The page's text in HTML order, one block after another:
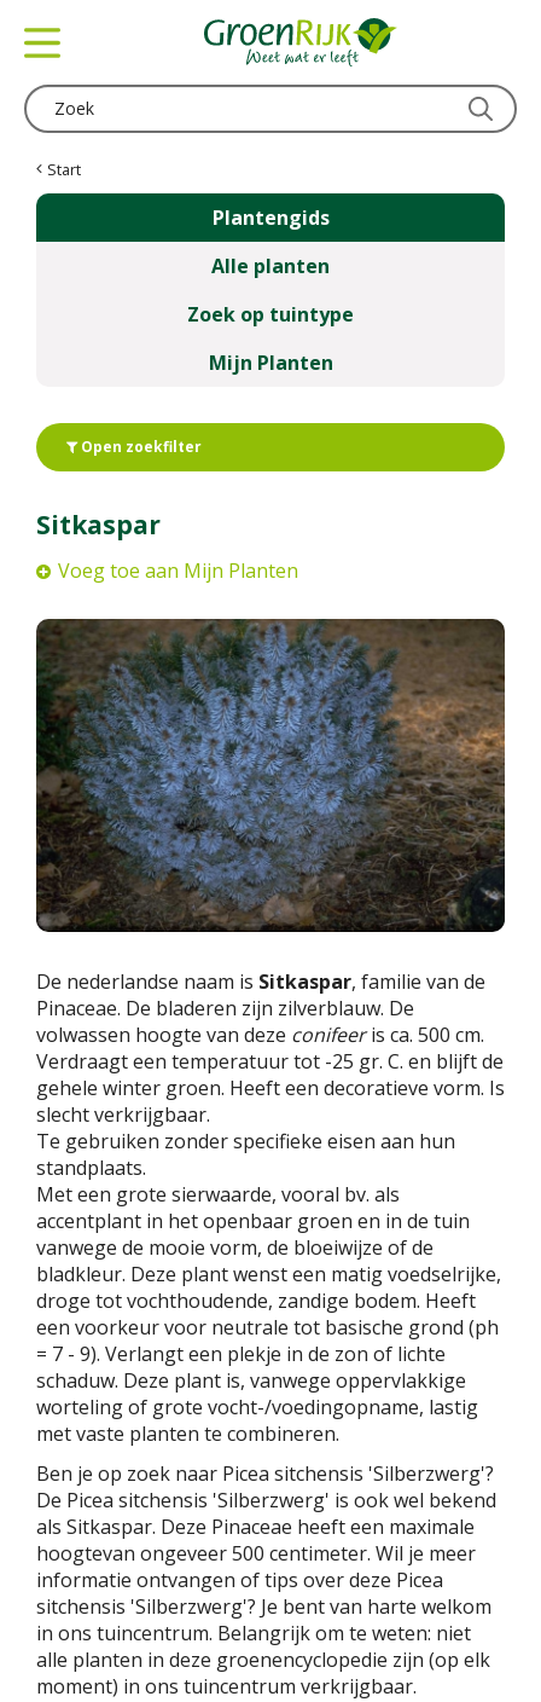
Start
Plantengids
Alle planten
Zoek op tuintype
Mijn Planten
Open zoekfilter
Sitkaspar
Voeg toe aan Mijn Planten
De nederlandse naam is Sitkaspar, familie van de
Pinaceae. De bladeren zijn zilverblauw. De
volwassen hoogte van deze conifeeris ca. 500 cm.
Verdraagt een temperatuur tot -25 gr. C. en blijft de
gehele winter groen. Heeft een decoratieve vorm. Is
slecht verkrijgbaar.
Te gebruiken zonder specifieke eisen aan hun
standplaats.
Met een grote sierwaarde, vooral bv. als
accentplant in het openbaar groen en in de tuin
vanwege de mooie vorm, de bloeiwijze of de
bladkleur. Deze plant wenst een matig voedselrijke,
droge tot vochthoudende, zandige bodem. Heeft
een voorkeur voor neutrale tot basische grond (ph
= 7 - 9). Verlangt een plekje in de zon of lichte
schaduw. Deze plant is, vanwege oppervlakkige
worteling of grote vocht-/voedingopname, lastig
met vaste planten te combineren.
Ben je op zoek naar Picea sitchensis 'Silberzwerg'?
De Picea sitchensis 'Silberzwerg' is ook wel bekend
als Sitkaspar. Deze Pinaceae heeft een maximale
hoogtevan ongeveer 500 centimeter. Wil je meer
informatie ontvangen of tips over deze Picea
sitchensis 'Silberzwerg'? Je bent van harte welkom
in ons tuincentrum. Belangrijk om te weten: niet
alle planten in deze groenencyclopedie zijn (op elk
moment) in ons tuincentrum verkrijgbaar.